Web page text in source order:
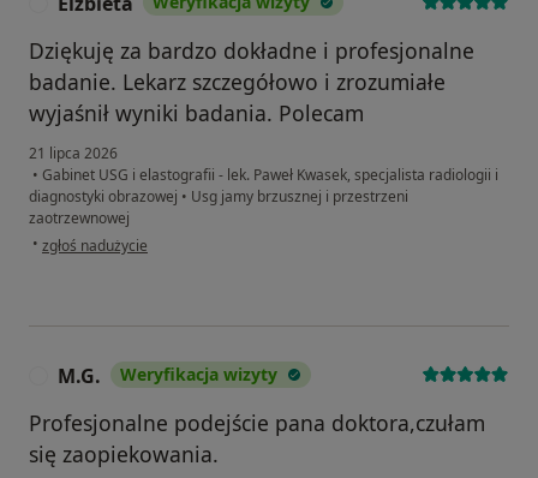
Dziękuję za bardzo dokładne i profesjonalne
badanie. Lekarz szczegółowo i zrozumiałe
wyjaśnił wyniki badania. Polecam
21 lipca 2026
• Gabinet USG i elastografii - lek. Paweł Kwasek, specjalista radiologii i
diagnostyki obrazowej • Usg jamy brzusznej i przestrzeni
zaotrzewnowej
• w opinii użytkownika Elżbieta
zgłoś nadużycie
M.G. Weryfikacja wizyty
Profesjonalne podejście pana doktora,czułam
się zaopiekowania.